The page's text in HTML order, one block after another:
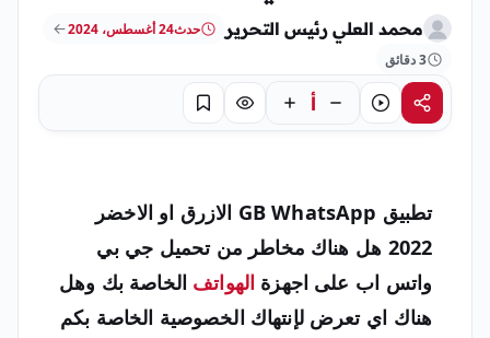
محمد العلي رئيس التحرير حدث24 أغسطس، 2024
3 دقائق
مشاركةاستماع أ تركيز حفظ
تطبيق GB WhatsApp
الازرق او الاخضر
2022 هل هناك مخاطر من تحميل جي بي
واتس اب على اجهزة الهواتف الخاصة بك وهل
هناك اي تعرض لإنتهاك الخصوصية الخاصة بكم